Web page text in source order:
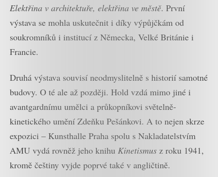
Elektřina v architektuře, elektřina ve městě. První
výstava se mohla uskutečnit i díky výpůjčkám od
soukromníků i institucí z Německa, Velké Británie i
Francie.
Druhá výstava souvisí neodmyslitelně s historií samotné
budovy. O té ale až později. Hold vzdá mimo jiné i
avantgardnímu umělci a průkopníkovi světelně-
kinetického umění Zdeňku Pešánkovi. A to nejen skrze
expozici – Kunsthalle Praha spolu s Nakladatelstvím
AMU vydá rovněž jeho knihu Kinetismus z roku 1941,
kromě češtiny vyjde poprvé také v angličtině.